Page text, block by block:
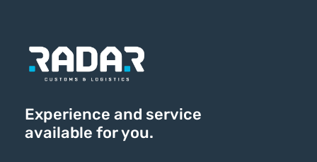
Experience and service
available for you.